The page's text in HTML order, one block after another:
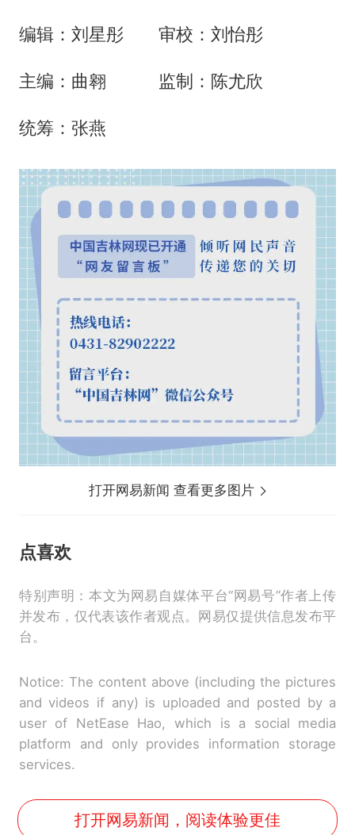
编辑：刘星彤 审校：刘怡彤
主编：曲翱 监制：陈尤欣
统筹：张燕
打开网易新闻 查看更多图片
点喜欢
特别声明：本文为网易自媒体平台“网易号”作者上传
并发布，仅代表该作者观点。网易仅提供信息发布平
台。
Notice: The content above (including the pictures
and videos if any) is uploaded and posted by a
user of NetEase Hao, which is a social media
platform and only provides information storage
services.
打开网易新闻，阅读体验更佳